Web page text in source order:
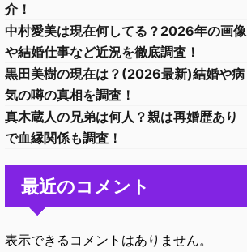
介！
中村愛美は現在何してる？2026年の画像
や結婚仕事など近況を徹底調査！
黒田美樹の現在は？(2026最新)結婚や病
気の噂の真相を調査！
真木蔵人の兄弟は何人？親は再婚歴あり
で血縁関係も調査！
最近のコメント
表示できるコメントはありません。